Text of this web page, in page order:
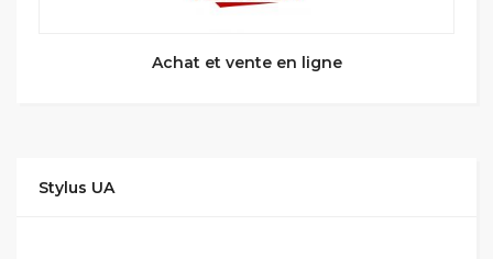
Achat et vente en ligne
Stylus UA